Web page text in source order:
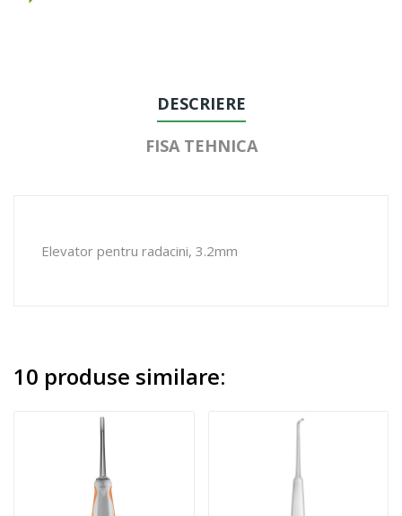
DESCRIERE
FISA TEHNICA
Elevator pentru radacini, 3.2mm
10 produse similare: